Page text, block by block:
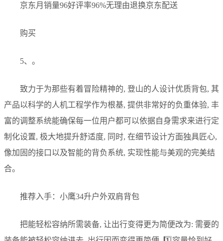
京东月销量96好评率96%无理由退换京东配送
购买
5、。
致力于为那些有着冒险精神的, 登山的人设计优质背包, 其
产品以科学的人机工程学作为根基, 提供非常好的负重体验, 丰
富的调整系统能确保每一位用户都可以依据自身需求来进行定
制化设置, 极大地提升舒适度, 同时, 在细节设计方面独具匠心,
像加固的接口以及智能的背负系统, 实现性能与美观的完美结
合。
推荐入手：小鹰34升户外双肩背包
把能轻松容纳所需装备, 让出行变得更为简便改为: 需要的